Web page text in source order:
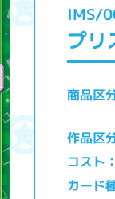
IMS/
プリ
商品区
作品区
コスト
カード